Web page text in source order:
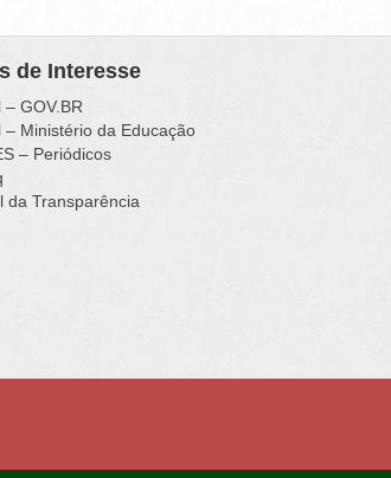
de Interesse
– GOV.BR
– Ministério da Educação
– Periódicos
da Transparência